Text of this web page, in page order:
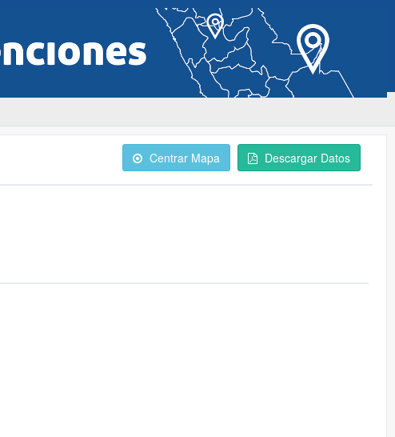
Centrar Mapa Descargar Datos